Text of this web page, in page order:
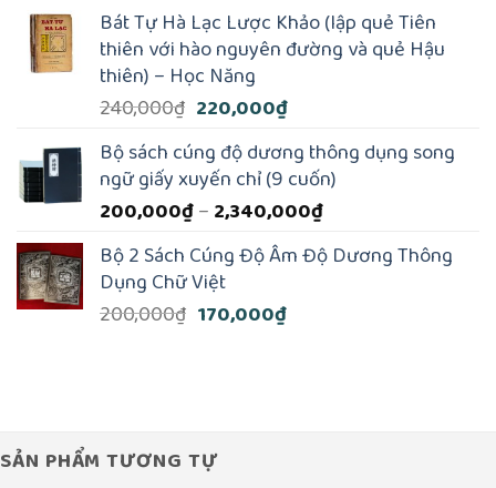
là:
190,000₫.
tại
là:
Bát Tự Hà Lạc Lược Khảo (lập quẻ Tiên
thiên với hào nguyên đường và quẻ Hậu
thiên) – Học Năng
240,000₫ Giá
là:
240,000₫.
220,000₫Giá
tại
là:
220,000₫.
Bộ sách cúng độ dương thông dụng song
ngữ giấy xuyến chỉ (9 cuốn)
200,000₫– 2,340,000₫Khoảng
từ
Bộ 2 Sách Cúng Độ Âm Độ Dương Thông
Dụng Chữ Việt
200,000₫ Giá
170,000₫Giá
SẢN PHẨM TƯƠNG TỰ